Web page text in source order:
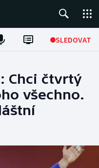
SLEDOVAT
Chci čtvrtý
všechno.